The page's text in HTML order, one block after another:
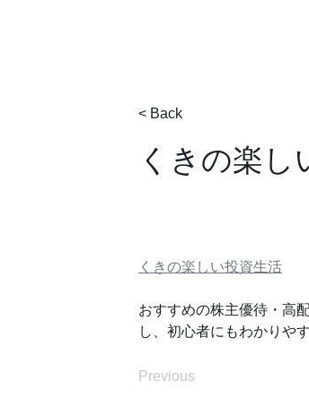
< Back
くきの楽し
くきの楽しい投資生活
おすすめの株主優待・高
し、初心者にもわかりや
Previous